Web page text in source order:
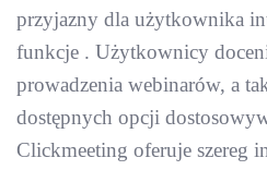
przyjazny dla użytkownika
funkcje . Użytkownicy
prowadzenia webinarów, a
dostępnych opcji
Clickmeeting oferuje szereg